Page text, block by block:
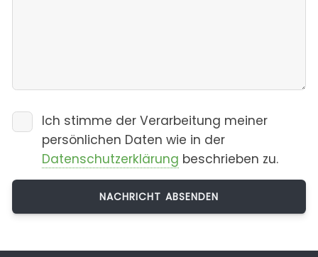
Ich stimme der Verarbeitung meiner
persönlichen Daten wie in der
Datenschutzerklärung beschrieben zu.